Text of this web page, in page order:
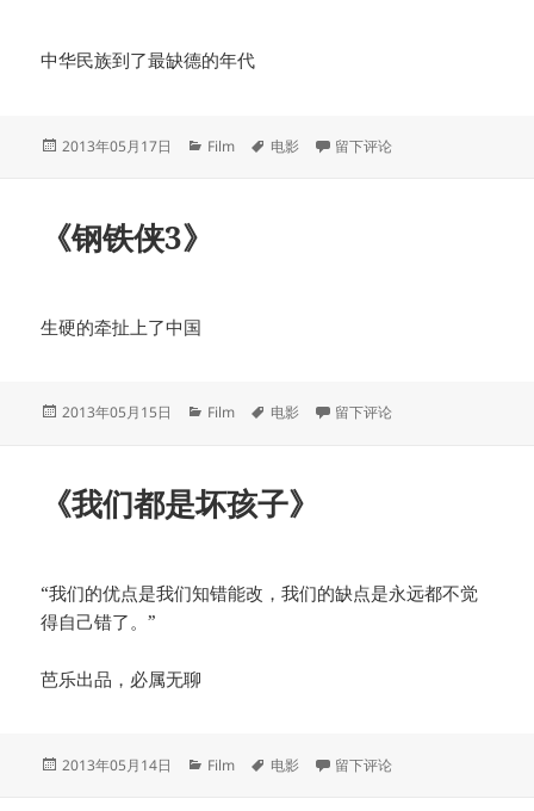
中华民族到了最缺德的年代
发
2013年05月17日
分
Film
标
电影 于《神探亨特张》
留下评论
《钢铁侠3》
生硬的牵扯上了中国
发
2013年05月15日
分
Film
标
电影 于《钢铁侠3》
留下评论
《我们都是坏孩子》
“我们的优点是我们知错能改，我们的缺点是永远都不觉
得自己错了。”
芭乐出品，必属无聊
发
2013年05月14日
分
Film
标
电影 于《我们都是坏孩子》
留下评论